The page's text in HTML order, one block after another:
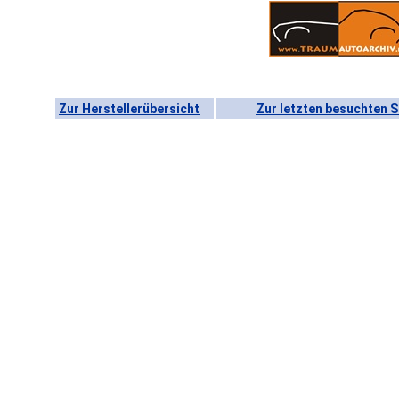
Zur Herstellerübersicht Zur letzten besuchten